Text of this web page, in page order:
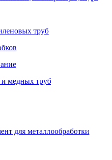
труб
и медных труб
для металлообработки